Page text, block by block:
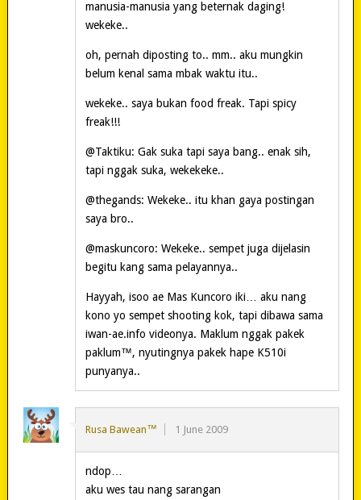
manusia-manusia yang beternak daging!
wekeke..
oh, pernah diposting to.. mm.. aku mungkin
belum kenal sama mbak waktu itu..
wekeke.. saya bukan food freak. Tapi spicy
freak!!!
@Taktiku: Gak suka tapi saya bang.. enak sih,
tapi nggak suka, wekekeke..
@thegands: Wekeke.. itu khan gaya postingan
saya bro..
@maskuncoro: Wekeke.. sempet juga dijelasin
begitu kang sama pelayannya..
Hayyah, isoo ae Mas Kuncoro iki… aku nang
kono yo sempet shooting kok, tapi dibawa sama
iwan-ae.info videonya. Maklum nggak pakek
paklum™, nyutingnya pakek hape K510i
punyanya..
Rusa Bawean™ 1 June 2009
ndop…
aku wes tau nang sarangan